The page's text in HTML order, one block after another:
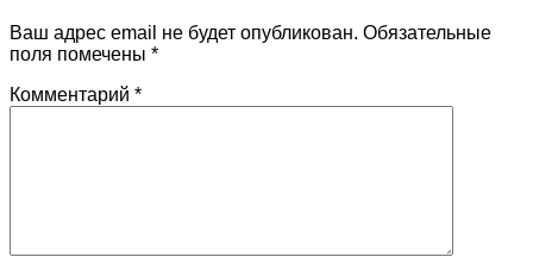
Ваш адрес email не будет опубликован. Обязательные
поля помечены *
Комментарий *